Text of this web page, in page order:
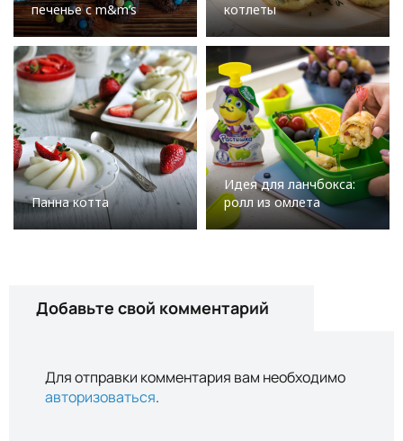
печенье с m&m’s
котлеты
Панна котта
Идея для ланчбокса:
ролл из омлета
Добавьте свой комментарий
Для отправки комментария вам необходимо
авторизоваться.